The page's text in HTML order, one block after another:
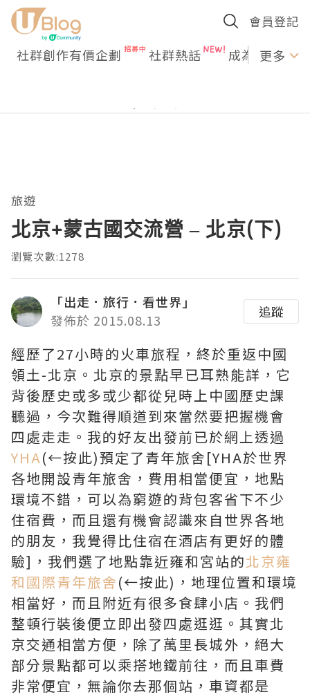
會員登記
社群創作有價企劃 社群熱話 成為U更多
旅遊
北京+蒙古國交流營 – 北京(下)
瀏覽次數:1278
「出走．旅行．看世界」
發佈於 2015.08.13
追蹤
經歷了27小時的火車旅程，終於重返中國
領土-北京。北京的景點早已耳熟能詳，它
背後歷史或多或少都從兒時上中國歷史課
聽過，今次難得順道到來當然要把握機會
四處走走。我的好友出發前已於網上透過
YHA(←按此)預定了青年旅舍[YHA於世界
各地開設青年旅舍，費用相當便宜，地點
環境不錯，可以為窮遊的背包客省下不少
住宿費，而且還有機會認識來自世界各地
的朋友，我覺得比住宿在酒店有更好的體
驗]，我們選了地點靠近雍和宮站的北京雍
和國際青年旅舍(←按此)，地理位置和環境
相當好，而且附近有很多食肆小店。我們
整頓行裝後便立即出發四處逛逛。其實北
京交通相當方便，除了萬里長城外，絕大
部分景點都可以乘搭地鐵前往，而且車費
非常便宜，無論你去那個站，車資都是